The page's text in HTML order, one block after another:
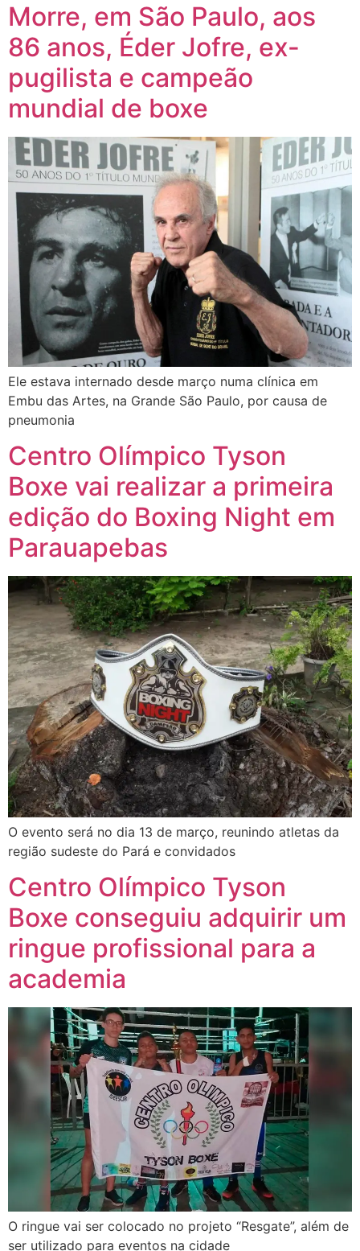
Morre, em São Paulo, aos
86 anos, Éder Jofre, ex-
pugilista e campeão
mundial de boxe
Ele estava internado desde março numa clínica em
Embu das Artes, na Grande São Paulo, por causa de
pneumonia
Centro Olímpico Tyson
Boxe vai realizar a primeira
edição do Boxing Night em
Parauapebas
O evento será no dia 13 de março, reunindo atletas da
região sudeste do Pará e convidados
Centro Olímpico Tyson
Boxe conseguiu adquirir um
ringue profissional para a
academia
O ringue vai ser colocado no projeto “Resgate”, além de
ser utilizado para eventos na cidade